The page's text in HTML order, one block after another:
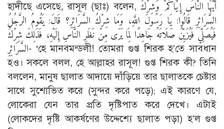
হাদীছে এসেছে, রাসূল (ছাঃ) বলেন, أَيُّهَا النَّاسُ إِيَّاكُمْ وَشِرْكَ
السَّرَائِرِ قَالُوا: يَا رَسُولَ اللَّهِ، وَمَا شِرْكُ السَّرَائِرِ؟ قَالَ: يَقُومُ الرَّجُلُ
فَيُصَلِّي فَيُزَيِّنُ صَلَاتَهُ جَاهِدًا لِمَا يَرَى مِنْ نَظَرِ النَّاسِ إِلَيْهِ، فَذَلِكَ شِرْكُ
السَّرَائِرِ- ‘হে মানবমন্ডলী! তোমরা গুপ্ত শিরক হ’তে সাবধান
হও। সকলে বলল, হে আল্লাহর রাসূল! গুপ্ত শিরক কী? তিনি
বললেন, মানুষ ছালাত আদায়ে দাঁড়িয়ে তার ছালাতকে চেষ্টার
সাথে সুশোভিত করে (সুন্দর করে পড়ে); এই কারণে যে,
লোকেরা যেন তার প্রতি দৃষ্টিপাত করে দেখে। এটাই
(লোকদের দৃষ্টি আকর্ষণের উদ্দেশ্যে ছালাত পড়া) হ’ল গুপ্ত